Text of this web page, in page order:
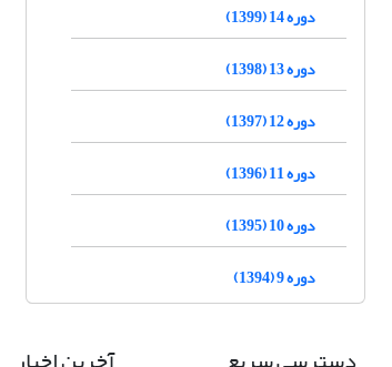
دوره 14 (1399)
دوره 13 (1398)
دوره 12 (1397)
دوره 11 (1396)
دوره 10 (1395)
دوره 9 (1394)